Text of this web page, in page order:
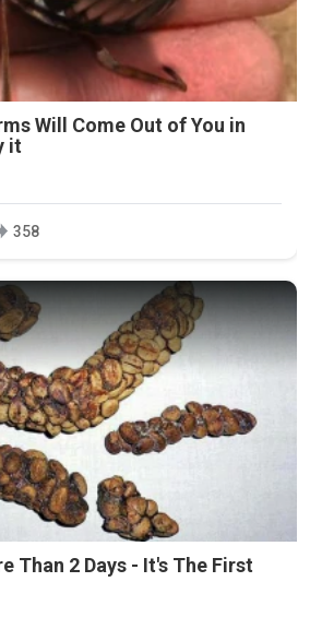
Will Come Out of You in
it
358
Than 2 Days - It's The First